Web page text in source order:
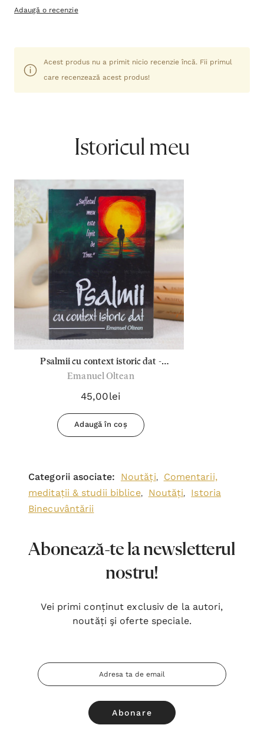
Adaugă o recenzie
Acest produs nu a primit nicio recenzie încă. Fii primul
care recenzează acest produs!
Istoricul meu
Psalmii cu context istoric dat -
Emanuel Oltean
Emanuel Oltean
45,00lei
Adaugă în coș
Categorii asociate: Noutăți,
Comentarii,
meditații & studii biblice, Noutăți,
Istoria
Binecuvântării
Abonează-te la newsletterul
nostru!
Vei primi conținut exclusiv de la autori,
noutăți şi oferte speciale.
Adresa
Email